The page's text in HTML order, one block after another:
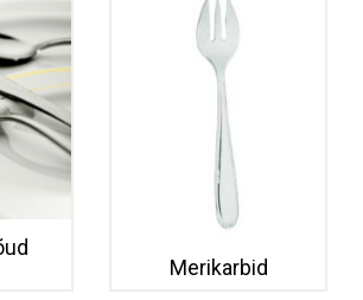
Merikarbid